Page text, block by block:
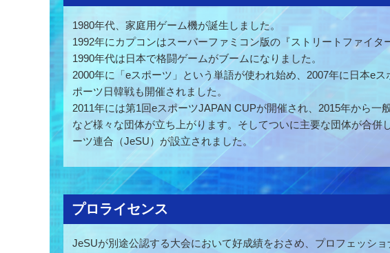
1980年代、家庭用ゲーム機が誕生しました。
1992年にカプコンはスーパーファミコン版の『ストリートファイタ
1990年代は日本で格闘ゲームがブームになりました。
2000年に「eスポーツ」という単語が使われ始め、2007年に日本e
ポーツ日韓戦も開催されました。
2011年には第1回eスポーツJAPAN CUPが開催され、2015年から一
など様々な団体が立ち上がります。そしてついに主要な団体が合併
ーツ連合（JeSU）が設立されました。
プロライセンス
JeSUが別途公認する大会において好成績をおさめ、プロフェッショ